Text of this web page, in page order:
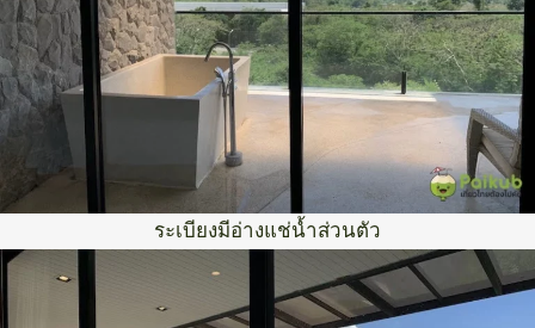
ระเบียงมีอ่างแช่น้ำส่วนตัว